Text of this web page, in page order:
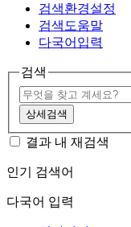
검색환경설정
검색도움말
다국어입력
검색
상세검색
결과 내 재검색
인기 검색어
다국어 입력